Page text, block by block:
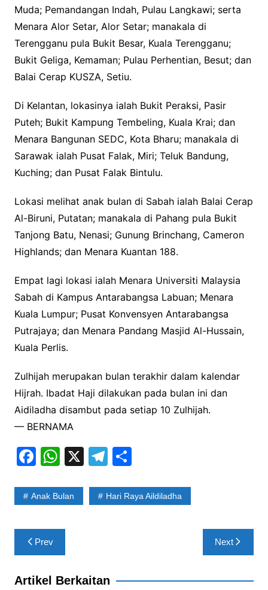
Muda; Pemandangan Indah, Pulau Langkawi; serta
Menara Alor Setar, Alor Setar; manakala di
Terengganu pula Bukit Besar, Kuala Terengganu;
Bukit Geliga, Kemaman; Pulau Perhentian, Besut; dan
Balai Cerap KUSZA, Setiu.
Di Kelantan, lokasinya ialah Bukit Peraksi, Pasir
Puteh; Bukit Kampung Tembeling, Kuala Krai; dan
Menara Bangunan SEDC, Kota Bharu; manakala di
Sarawak ialah Pusat Falak, Miri; Teluk Bandung,
Kuching; dan Pusat Falak Bintulu.
Lokasi melihat anak bulan di Sabah ialah Balai Cerap
Al-Biruni, Putatan; manakala di Pahang pula Bukit
Tanjong Batu, Nenasi; Gunung Brinchang, Cameron
Highlands; dan Menara Kuantan 188.
Empat lagi lokasi ialah Menara Universiti Malaysia
Sabah di Kampus Antarabangsa Labuan; Menara
Kuala Lumpur; Pusat Konvensyen Antarabangsa
Putrajaya; dan Menara Pandang Masjid Al-Hussain,
Kuala Perlis.
Zulhijah merupakan bulan terakhir dalam kalendar
Hijrah. Ibadat Haji dilakukan pada bulan ini dan
Aidiladha disambut pada setiap 10 Zulhijah.
— BERNAMA
F
c
b
o
o
W
at
A
p
p
X T
e
S
ar
Anak Bulan Hari Raya Aildiladha
Post
navigation
Prev Next
Artikel Berkaitan